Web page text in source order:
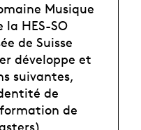
Musique
HES-SO
de Suisse
développe et
suivantes,
de
de